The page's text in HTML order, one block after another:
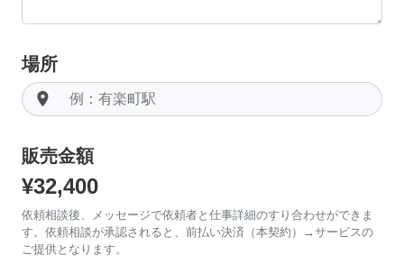
場所
room
販売金額
¥32,400
依頼相談後、メッセージで依頼者と仕事詳細のすり合わせができま
す。依頼相談が承認されると、前払い決済（本契約）→サービスの
ご提供となります。